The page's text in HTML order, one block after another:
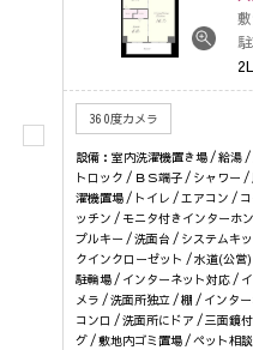
360度カメラ
設備：室内洗濯機置き場 / 給湯
トロック / ＢＳ端子 / シャワー
濯機置場 / トイレ / エアコン /
ッチン / モニタ付きインターホ
プルキー / 洗面台 / システムキ
クインクローゼット / 水道(公
駐輪場 / インターネット対応 /
メラ / 洗面所独立 / 棚 / インタ
コンロ / 洗面所にドア / 三面鏡
グ / 敷地内ゴミ置場 / ペット相